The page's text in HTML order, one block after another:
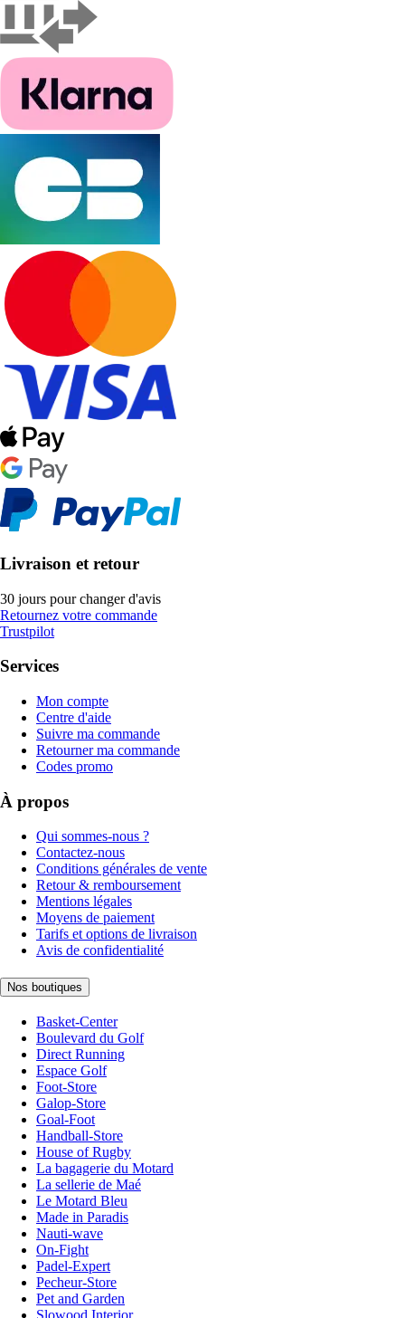
Livraison et retour
30 jours pour changer d'avis
Retournez votre commande
Trustpilot
Services
Mon compte
Centre d'aide
Suivre ma commande
Retourner ma commande
Codes promo
À propos
Qui sommes-nous ?
Contactez-nous
Conditions générales de vente
Retour & remboursement
Mentions légales
Moyens de paiement
Tarifs et options de livraison
Avis de confidentialité
Nos boutiques
Basket-Center
Boulevard du Golf
Direct Running
Espace Golf
Foot-Store
Galop-Store
Goal-Foot
Handball-Store
House of Rugby
La bagagerie du Motard
La sellerie de Maé
Le Motard Bleu
Made in Paradis
Nauti-wave
On-Fight
Padel-Expert
Pecheur-Store
Pet and Garden
Slowood Interior